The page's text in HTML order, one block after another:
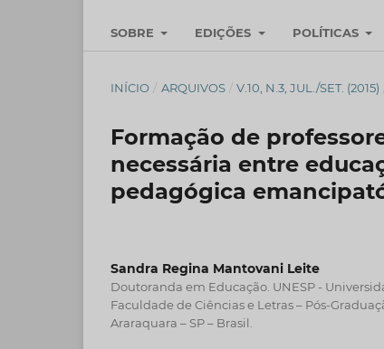
SOBRE EDIÇÕES POLÍTICAS
INÍCIO / ARQUIVOS / V.10, N.3, JUL./SET. (2015)
Formação de
necessária entre
pedagógica
Sandra Regina Mantovani Leite
Doutoranda em Educação. UNESP -
Faculdade de Ciências e Letras – Pós-
Araraquara – SP – Brasil.